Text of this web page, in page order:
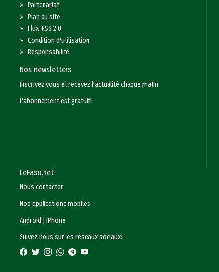
»Partenariat
»Plan du site
»Flux RSS 2.0
»Condition d'utilisation
»Responsabilité
Nos newsletters
Inscrivez vous et recevez l'actualité chaque matin
L'abonnement est gratuit!
LeFaso.net
Nous contacter
Nos applications mobiles
Android
|iPhone
Suivez nous sur les réseaux sociaux: